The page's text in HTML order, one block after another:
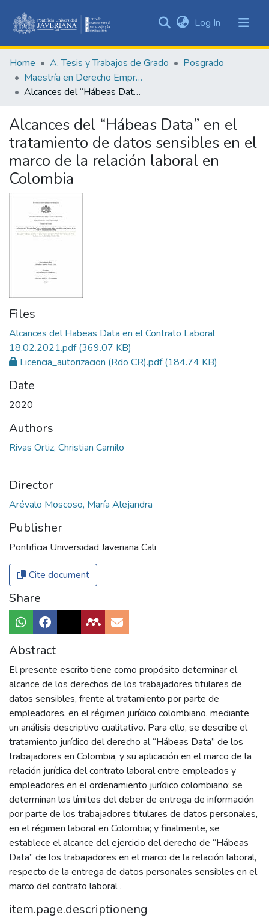
&
Collections
Statistics
Log In (current)
Home A. Tesis y Trabajos de Grado
Posgrado
Maestría en Derecho Empresarial
Alcances del “Hábeas Data” en el tratamiento de datos sensibles en el marco de la relación laboral en Colombia
Alcances del “Hábeas Data” en el
tratamiento de datos sensibles en el
marco de la relación laboral en
Colombia
Files
Alcances del Habeas Data en el Contrato Laboral
18.02.2021.pdf(369.07 KB)
Licencia_autorizacion (Rdo CR).pdf(184.74 KB)
Date
2020
Authors
Rivas Ortiz, Christian Camilo
Director
Arévalo Moscoso, María Alejandra
Publisher
Pontificia Universidad Javeriana Cali
Cite document
Share
Abstract
El presente escrito tiene como propósito determinar el
alcance de los derechos de los trabajadores titulares de
datos sensibles, frente al tratamiento por parte de
empleadores, en el régimen jurídico colombiano, mediante
un análisis descriptivo cualitativo. Para ello, se describe el
tratamiento jurídico del derecho al “Hábeas Data” de los
trabajadores en Colombia, y su aplicación en el marco de la
relación jurídica del contrato laboral entre empleados y
empleadores en el ordenamiento jurídico colombiano; se
determinan los límites del deber de entrega de información
por parte de los trabajadores titulares de datos personales,
en el régimen laboral en Colombia; y finalmente, se
establece el alcance del ejercicio del derecho de “Hábeas
Data” de los trabajadores en el marco de la relación laboral,
respecto de la entrega de datos personales sensibles en el
marco del contrato laboral .
item.page.descriptioneng